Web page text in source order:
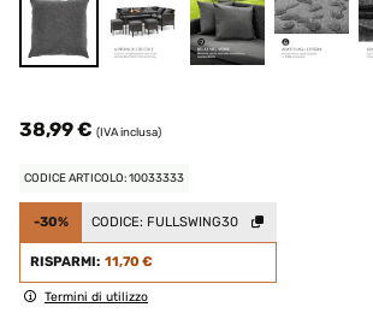
38,99 € (IVA inclusa)
CODICE ARTICOLO: 10033333
-30% CODICE: FULLSWING30
RISPARMI: 11,70 €
Termini di utilizzo